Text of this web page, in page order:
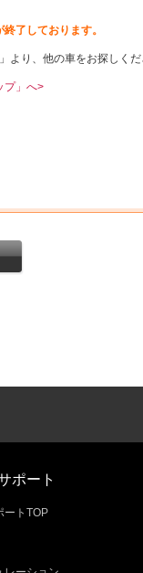
了しております。
」より、他の車をお探しくだ
プ」へ>
ポート
ートTOP